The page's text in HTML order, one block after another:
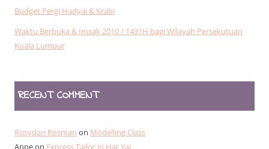
Budget Pergi Hadyai & Krabi
Waktu Berbuka & Imsak 2010 / 1431H bagi Wilayah Persekutuan
Kuala Lumpur
RECENT COMMENT
Rusydan Rosman on Modelling Class
Anneon Express Tailor in Hat Yai